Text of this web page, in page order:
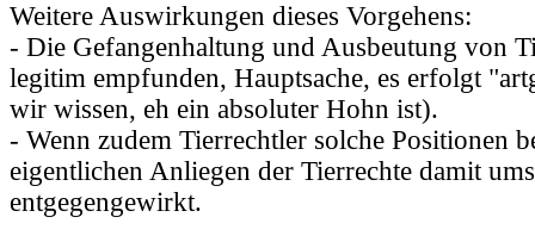
Weitere Auswirkungen dieses Vorgehens:
- Die Gefangenhaltung und Ausbeutung von
legitim empfunden, Hauptsache, es erfolgt
wir wissen, eh ein absoluter Hohn ist).
- Wenn zudem Tierrechtler solche Positionen
eigentlichen Anliegen der Tierrechte damit
entgegengewirkt.